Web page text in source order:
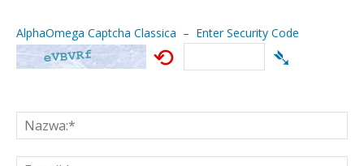
AlphaOmega Captcha Classica – Enter Security Code
⟲ ➴